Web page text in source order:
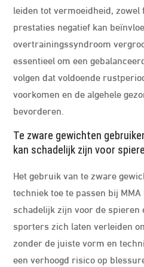
leiden tot vermoeidheid,
prestaties negatief kan
overtrainingssyndroom
essentieel om een
volgen dat voldoende
voorkomen en de algehele
bevorderen.
Te zware gewichten
kan schadelijk zijn voor
Het gebruik van te zware
techniek toe te passen bij
schadelijk zijn voor de spieren
sporters zich laten verleiden
zonder de juiste vorm en
een verhoogd risico op